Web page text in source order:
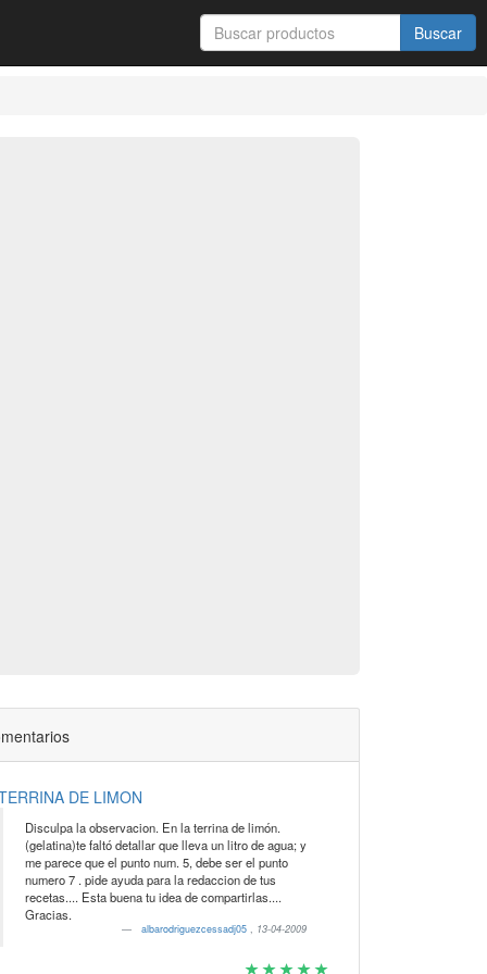
DE LIMON
Disculpa la observacion. En la terrina de limón.
(gelatina)te faltó detallar que lleva un litro de agua; y
me parece que el punto num. 5, debe ser el punto
numero 7 . pide ayuda para la redaccion de tus
recetas.... Esta buena tu idea de compartirlas....
Gracias.
albarodriguezcessadj05, 13-04-2009